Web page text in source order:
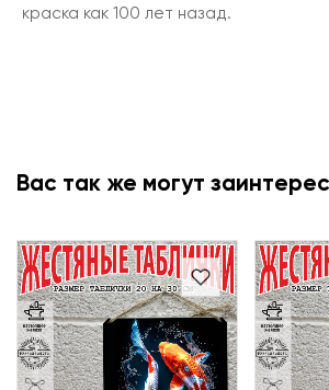
краска как 100 лет назад.
Вас так же могут